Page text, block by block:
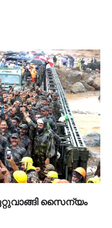
സൈന്യം